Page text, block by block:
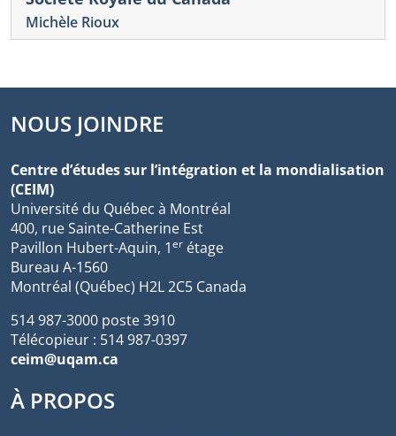
Michèle Rioux
NOUS JOINDRE
Centre d’études sur l’intégration et la mondialisation
(CEIM)
Université du Québec à Montréal
400, rue Sainte-Catherine Est
Pavillon Hubert-Aquin, 1er étage
Bureau A-1560
Montréal (Québec) H2L 2C5 Canada
514 987-3000 poste 3910
Télécopieur : 514 987-0397
ceim@uqam.ca
À PROPOS